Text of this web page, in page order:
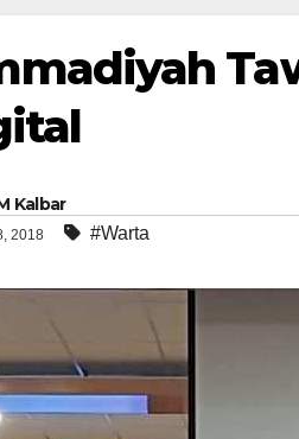
Kalbar
2018 #Warta